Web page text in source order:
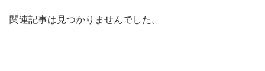
関連記事は見つかりませんでした。